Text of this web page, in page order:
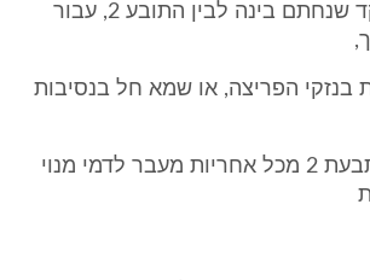
ההתקשרות למוקד שנחתם בינה לבין התובע 2, עבור
בנזקי הפריצה, או שמא חל בנסיבות
המשחרר את הנתבעת 2 מכל אחריות מעבר לדמי מנוי